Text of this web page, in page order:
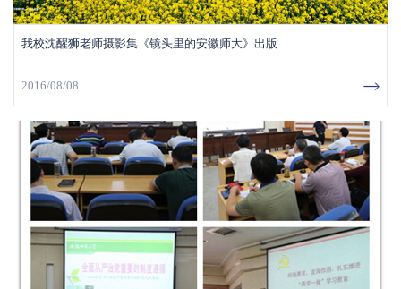
我校沈醒狮老师摄影集《镜头里的安徽师大》出版
2016/08/08